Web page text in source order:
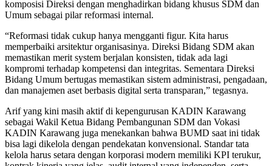
komposisi Direksi dengan menghadirkan bidang khusus SDM dan
Umum sebagai pilar reformasi internal.
“Reformasi tidak cukup hanya mengganti figur. Kita harus
memperbaiki arsitektur organisasinya. Direksi Bidang SDM akan
memastikan merit system berjalan konsisten, tidak ada lagi
kompromi terhadap kompetensi dan integritas. Sementara Direksi
Bidang Umum bertugas memastikan sistem administrasi, pengadaan,
dan manajemen aset berbasis digital serta transparan,” tegasnya.
Arif yang kini masih aktif di kepengurusan KADIN Karawang
sebagai Wakil Ketua Bidang Pembangunan SDM dan Vokasi
KADIN Karawang juga menekankan bahwa BUMD saat ini tidak
bisa lagi dikelola dengan pendekatan konvensional. Standar tata
kelola harus setara dengan korporasi modern memiliki KPI terukur,